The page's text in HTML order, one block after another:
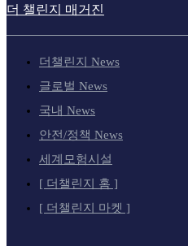
더 챌린지 매거진
더챌린지 News
글로벌 News
국내 News
안전/정책 News
세계모험시설
[ 더챌린지 홈 ]
[ 더챌린지 마켓 ]